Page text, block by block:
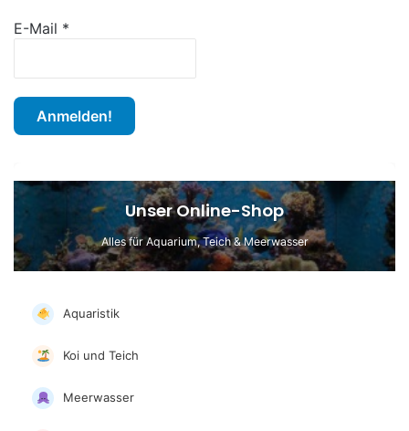
E-Mail *
Unser Online-Shop
Alles für Aquarium, Teich & Meerwasser
Aquaristik
Koi und Teich
Meerwasser